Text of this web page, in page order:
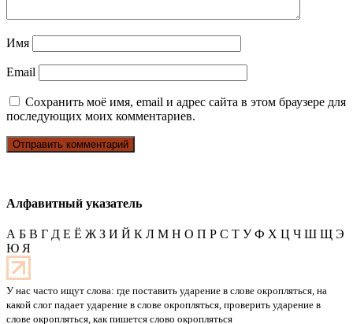
Имя
Email
Сохранить моё имя, email и адрес сайта в этом браузере для
последующих моих комментариев.
Алфавитный указатель
А Б В Г Д Е Ё Ж З И Й К Л М Н О П Р С Т У Ф Х Ц Ч Ш Щ Э
Ю Я
У нас часто ищут слова: где поставить ударение в слове окропляться, на
какой слог падает ударение в слове окропляться, проверить ударение в
слове окропляться, как пишется слово окропляться